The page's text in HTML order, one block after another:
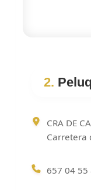
2.
CRA DE
Carretera
657 04 55